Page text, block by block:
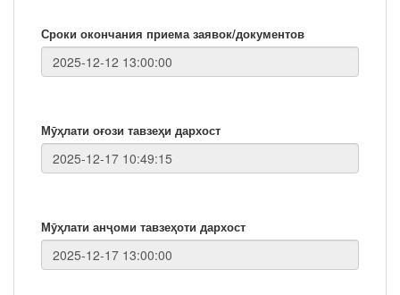
Сроки окончания приема заявок/документов
Мӯҳлати оғози тавзеҳи дархост
Мӯҳлати анҷоми тавзеҳоти дархост